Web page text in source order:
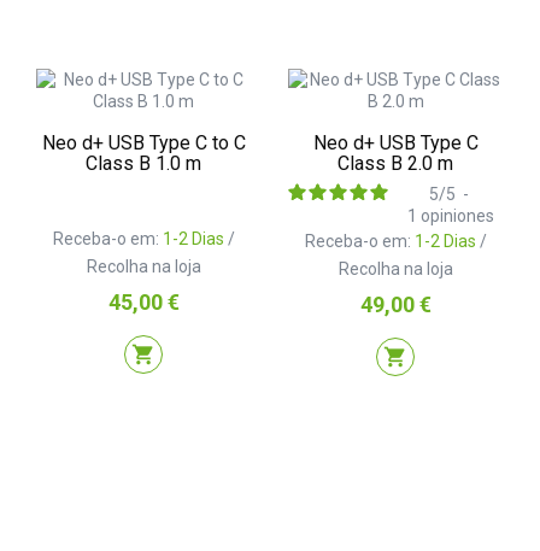
Neo d+ USB Type C to C
Class B 1.0 m
Receba-o em: 1-2 Dias /
Recolha na loja
Preço
45,00 €
shopping_cart
Neo d+ USB Type C
Class B 2.0 m
Receba-o em: 1-2 Dias /
Recolha na loja
5/5 -
1 opiniones
Preço
49,00 €
shopping_cart